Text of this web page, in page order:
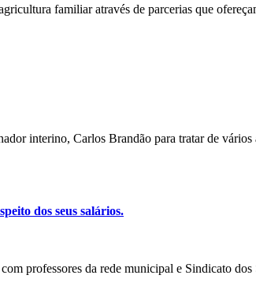
familiar através de parcerias que
interino, Carlos Brandão para tratar de
dos seus salários.
professores da rede municipal e Sindicato